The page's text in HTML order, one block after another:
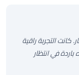
التجربة راقية
في انتظار